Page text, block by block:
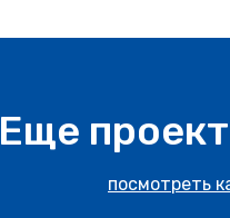
Еще
посмотреть